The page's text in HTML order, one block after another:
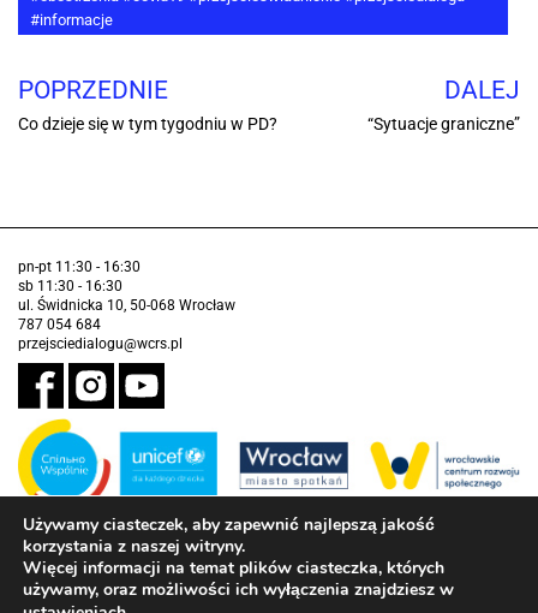
#informacje
POPRZEDNIE
Co dzieje się w tym tygodniu w PD?
DALEJ
“Sytuacje graniczne”
pn-pt 11:30 - 16:30
sb 11:30 - 16:30
ul. Świdnicka 10, 50-068 Wrocław
787 054 684
przejsciedialogu@wcrs.pl
Zadanie realizowane ze środków Gminy Wrocław w partnerstwie z
Funduszem Narodów Zjednoczonych na Rzecz Dzieci (UNICEF)
Deklaracja dostępności
Używamy ciasteczek, aby zapewnić najlepszą jakość
korzystania z naszej witryny.
Więcej informacji na temat plików ciasteczka, których
używamy, oraz możliwości ich wyłączenia znajdziesz w